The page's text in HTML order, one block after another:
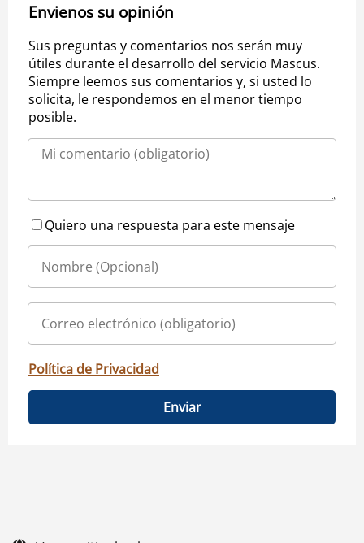
Envienos su opinión
Sus preguntas y comentarios nos serán muy
útiles durante el desarrollo del servicio Mascus.
Siempre leemos sus comentarios y, si usted lo
solicita, le respondemos en el menor tiempo
posible.
Quiero una respuesta para este mensaje
Política de Privacidad
Enviar